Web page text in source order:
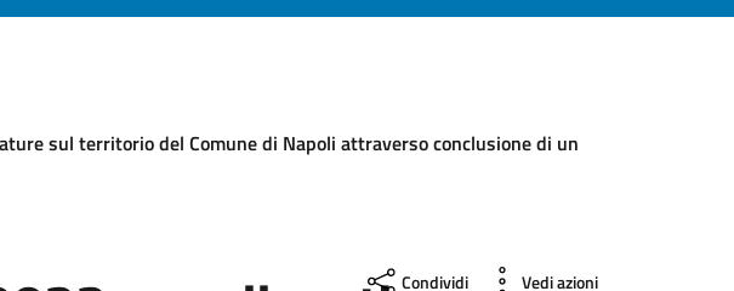
sul territorio del Comune di Napoli attraverso conclusione di un
Condividi Vedi azioni